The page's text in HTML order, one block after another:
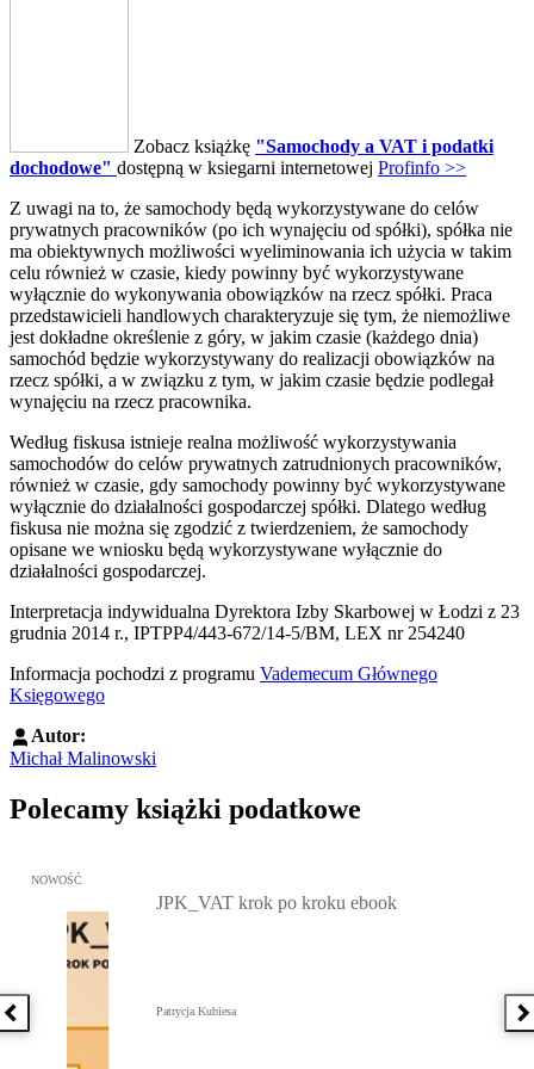
Zobacz książkę "Samochody a VAT i podatki
dochodowe" dostępną w ksiegarni internetowej Profinfo >>
Z uwagi na to, że samochody będą wykorzystywane do celów
prywatnych pracowników (po ich wynajęciu od spółki), spółka nie
ma obiektywnych możliwości wyeliminowania ich użycia w takim
celu również w czasie, kiedy powinny być wykorzystywane
wyłącznie do wykonywania obowiązków na rzecz spółki. Praca
przedstawicieli handlowych charakteryzuje się tym, że niemożliwe
jest dokładne określenie z góry, w jakim czasie (każdego dnia)
samochód będzie wykorzystywany do realizacji obowiązków na
rzecz spółki, a w związku z tym, w jakim czasie będzie podlegał
wynajęciu na rzecz pracownika.
Według fiskusa istnieje realna możliwość wykorzystywania
samochodów do celów prywatnych zatrudnionych pracowników,
również w czasie, gdy samochody powinny być wykorzystywane
wyłącznie do działalności gospodarczej spółki. Dlatego według
fiskusa nie można się zgodzić z twierdzeniem, że samochody
opisane we wniosku będą wykorzystywane wyłącznie do
działalności gospodarczej.
Interpretacja indywidualna Dyrektora Izby Skarbowej w Łodzi z 23
grudnia 2014 r., IPTPP4/443-672/14-5/BM, LEX nr 254240
Informacja pochodzi z programu Vademecum Głównego
Księgowego
Autor:
Michał Malinowski
Polecamy książki podatkowe
Poprzednia książka
Przejdź do: JPK_VAT krok po kroku ebook, Patrycja Kubiesa -
NOWOŚĆ
JPK_VAT krok po kroku ebook
Patrycja Kubiesa